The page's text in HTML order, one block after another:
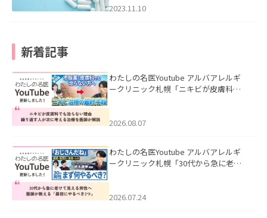
2023.11.10
新着記事
わたしの名医Youtube アルバアレルギ
ークリニック札幌「ニキビが皮膚科で
ました。
2026.08.07
わたしの名医Youtube アルバアレルギ
ークリニック札幌「30代から急に老け
た。
2026.07.24